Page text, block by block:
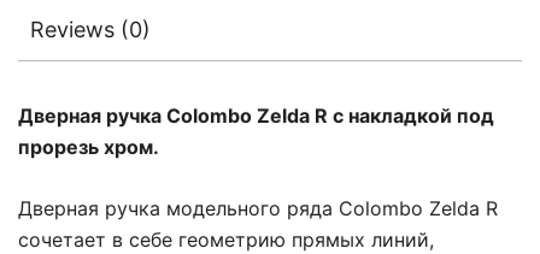
Reviews (0)
Дверная ручка Colombo Zelda R с накладкой под
прорезь хром.
Дверная ручка модельного ряда Colombo Zelda R
сочетает в себе геометрию прямых линий,